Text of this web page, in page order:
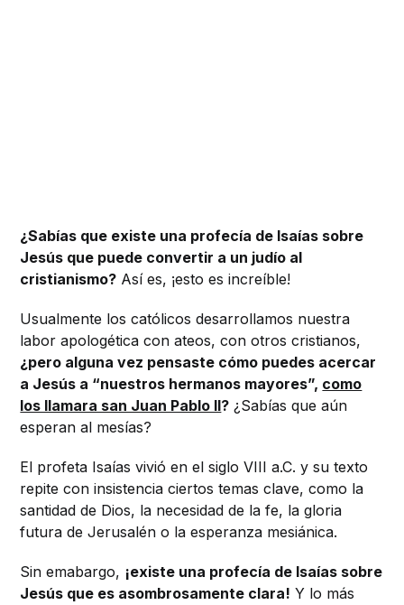
¿Sabías que existe una profecía de Isaías sobre
Jesús que puede convertir a un judío al
cristianismo? Así es, ¡esto es increíble!
Usualmente los católicos desarrollamos nuestra
labor apologética con ateos, con otros cristianos,
¿pero alguna vez pensaste cómo puedes acercar
a Jesús a “nuestros hermanos mayores”, como
los llamara san Juan Pablo II? ¿Sabías que aún
esperan al mesías?
El profeta Isaías vivió en el siglo VIII a.C. y su texto
repite con insistencia ciertos temas clave, como la
santidad de Dios, la necesidad de la fe, la gloria
futura de Jerusalén o la esperanza mesiánica.
Sin emabargo, ¡existe una profecía de Isaías sobre
Jesús que es asombrosamente clara! Y lo más